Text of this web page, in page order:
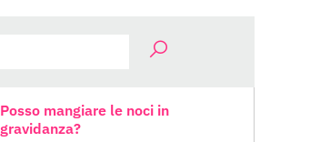
Posso mangiare le noci in
gravidanza?